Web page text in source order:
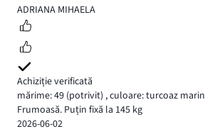
5
ADRIANA MIHAELA
Achiziție verificată
mărime: 49 (potrivit) ,culoare: turcoaz marin
Frumoasă. Puțin fixă la 145 kg
2026-06-02